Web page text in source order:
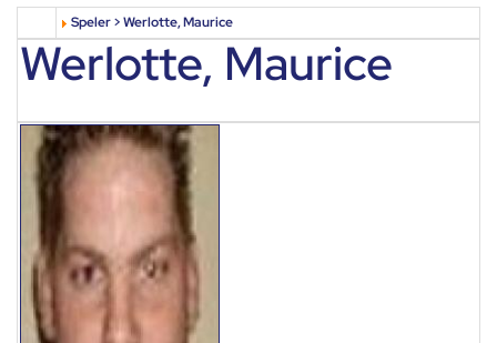
Speler > Werlotte, Maurice
Werlotte, Maurice